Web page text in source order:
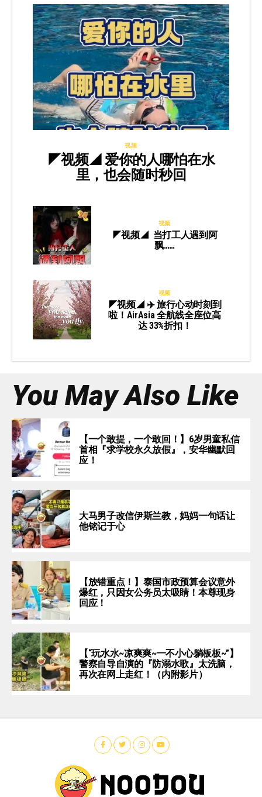
视频
◤视频◢ 爱你的人哪怕在水
里，也会随时秒回
视频
◤视频◢ 当打工人遇到阿
飘……
视频
◤视频◢ ✈️ 旅行心动时刻到
啦！AirAsia 全航线全座位高
达 33%折扣！
You May Also Like
【一个敢提，一个敢回！】6岁男童私信
首相『求学校永久放假』，安华幽默回
应！
大马男子改信伊斯兰教，妈妈一句话让
他铭记于心
【放错重点！】泰国市政预算会议意外
爆红，只因女公务员太吸睛！本尊现身
回应！
【“玩水水~凉爽爽~一不小心躺板板~”】
警察自导自演的『防溺水歌』太洗脑，
再次在网上走红！（内附影片）